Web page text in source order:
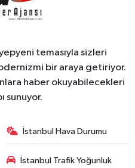
temasıyla sizleri
bir araya getiriyor.
haber okuyabilecekleri
sunuyor.
İstanbul Hava Durumu
İstanbul Trafik Yoğunluk